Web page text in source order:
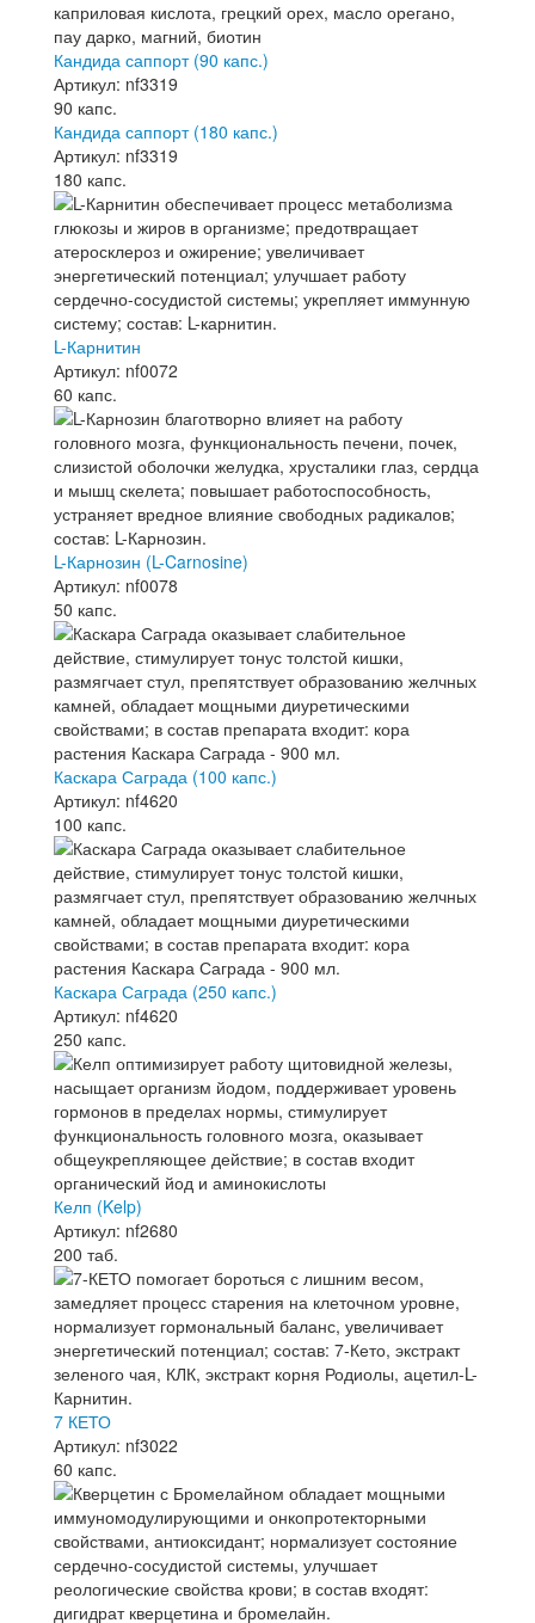
Кандида саппорт (90 капс.)
Артикул: nf3319
90 капс.
Кандида саппорт (180 капс.)
Артикул: nf3319
180 капс.
L-Карнитин
Артикул: nf0072
60 капс.
L-Карнозин (L-Carnosine)
Артикул: nf0078
50 капс.
Каскара Саграда (100 капс.)
Артикул: nf4620
100 капс.
Каскара Саграда (250 капс.)
Артикул: nf4620
250 капс.
Келп (Kelp)
Артикул: nf2680
200 таб.
7 КЕТО
Артикул: nf3022
60 капс.